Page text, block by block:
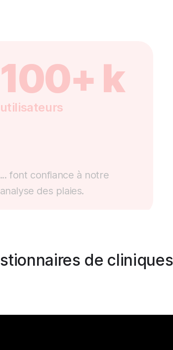
100+ k
utilisateurs
... font confiance à notre
analyse des plaies.
de